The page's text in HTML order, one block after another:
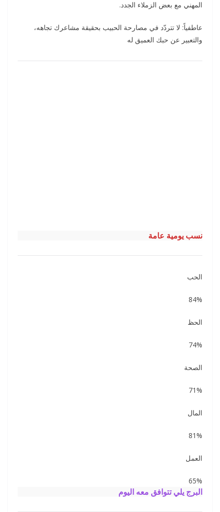
المهني مع بعض الزملاء الجدد.
عاطفياً: لا تتردّد في مصارحة الحبيب بحقيقة مشاعرك تجاهه،
والتعبير عن حبك العميق له
نسب يومية عامة
الحب
84%
الحظ
74%
الصحة
71%
المال
81%
العمل
65%
البرج يلي تتوافق معه اليوم